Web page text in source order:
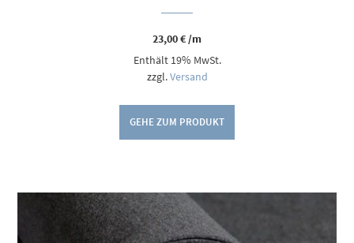
23,00€/m
Enthält 19% MwSt.
zzgl.Versand
GEHE ZUM PRODUKT